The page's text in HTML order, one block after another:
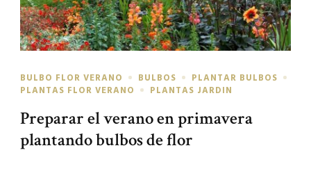
BULBO FLOR VERANO BULBOS
PLANTAR BULBOS
PLANTAS FLOR VERANO
PLANTAS JARDIN
Preparar el verano en primavera
plantando bulbos de flor